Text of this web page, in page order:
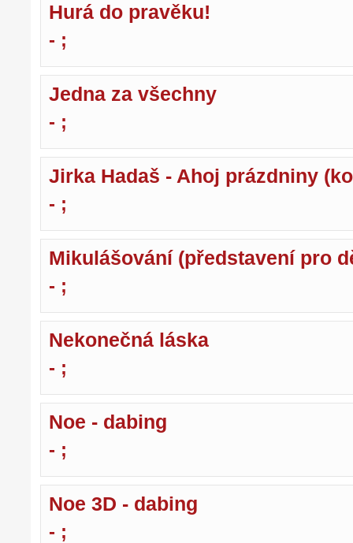
Hurá do pravěku!
- ;
Jedna za všechny
- ;
Jirka Hadaš - Ahoj prázdniny
- ;
Mikulášování (představení pro
- ;
Nekonečná láska
- ;
Noe - dabing
- ;
Noe 3D - dabing
- ;